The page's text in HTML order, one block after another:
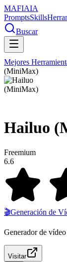
MAFIAIA
PromptsSkills
Buscar
Mejores
(MiniMax)
Hailuo
Freemium
6.6
🎬Generación de
Generador de
Visitar